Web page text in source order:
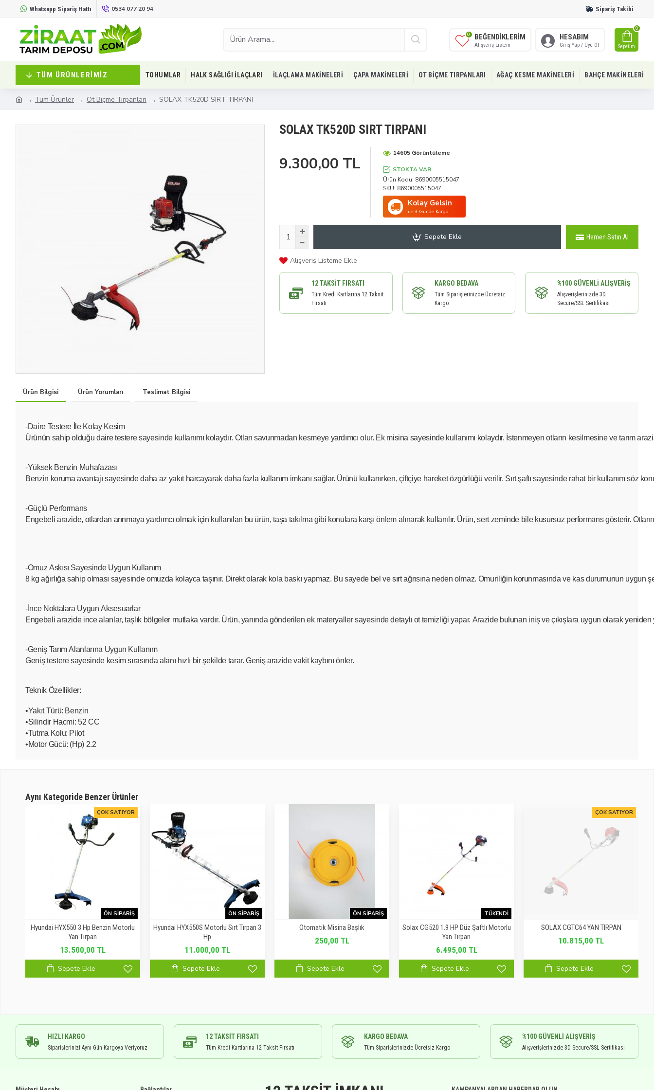
Whatsapp Sipariş Hattı 0534 077 20 94 Sipariş Takibi
BEĞENDIKLERIM
Alışveriş Listem
0 HESABIM
Giriş Yap / Üye Ol Sepetim
0
TÜM ÜRÜNLERIMIZ TOHUMLAR HALK SAĞLIĞI İLAÇLARI İLAÇLAMA MAKINELERI ÇAPA MAKINELERI OT BIÇME TIRPANLARI AĞAÇ KESME MAKINELERI BAHÇE MAKINELERI
Tüm Ürünler Ot Biçme Tırpanları SOLAX TK520D SIRT TIRPANI
SOLAX TK520D SIRT TIRPANI
9.300,00 TL
STOKTA VAR
Ürün Kodu: 8690005515047
SKU: 8690005515047
Kolay Gelsin
ile 3 Günde Kargo
14605 Görüntüleme
Sepete Ekle Hemen Satın Al
Alışveriş Listeme Ekle
12 TAKSIT FIRSATI
Tüm Kredi Kartlarına 12 Taksit
Fırsatı
KARGO BEDAVA
Tüm Siparişlerinizde Ücretsiz
Kargo
%100 GÜVENLI ALIŞVERIŞ
Alışverişlerinizde 3D
Secure/SSL Sertifikası
Ürün Bilgisi Ürün Yorumları Teslimat Bilgisi
-Daire Testere İle Kolay Kesim
Ürünün sahip olduğu daire testere sayesinde kullanımı kolaydır. Otları savunmadan kesmeye yardımcı olur. Ek misina sayesinde kullanımı kolaydır. İstenmeyen otların kesilmesine ve tarım
-Yüksek Benzin Muhafazası
Benzin koruma avantajı sayesinde daha az yakıt harcayarak daha fazla kullanım imkanı sağlar. Ürünü kullanırken, çiftçiye hareket özgürlüğü verilir. Sırt şaftı sayesinde rahat bir kullanım söz
-Güçlü Performans
Engebeli arazide, otlardan arınmaya yardımcı olmak için kullanılan bu ürün, taşa takılma gibi konulara karşı önlem alınarak kullanılır. Ürün, sert zeminde bile kusursuz performans gösterir.
-Omuz Askısı Sayesinde Uygun Kullanım
8 kg ağırlığa sahip olması sayesinde omuzda kolayca taşınır. Direkt olarak kola baskı yapmaz. Bu sayede bel ve sırt ağrısına neden olmaz. Omuriliğin korunmasında ve kas durumunun uygun
-İnce Noktalara Uygun Aksesuarlar
Engebeli arazide ince alanlar, taşlık bölgeler mutlaka vardır. Ürün, yanında gönderilen ek materyaller sayesinde detaylı ot temizliği yapar. Arazide bulunan iniş ve çıkışlara uygun olarak yeniden
-Geniş Tarım Alanlarına Uygun Kullanım
Geniş testere sayesinde kesim sırasında alanı hızlı bir şekilde tarar. Geniş arazide vakit kaybını önler.
Teknik Özellikler:
•Yakıt Türü: Benzin
•Silindir Hacmi: 52 CC
•Tutma Kolu: Pilot
•Motor Gücü: (Hp) 2.2
Aynı Kategoride Benzer Ürünler
ÇOK SATIYOR
ÖN SIPARIŞ
Hyundai HYX550 3 Hp Benzin Motorlu
Yan Tırpan
13.500,00 TL
Sepete Ekle
ÖN SIPARIŞ
Hyundai HYX550S Motorlu Sırt Tırpan 3
Hp
11.000,00 TL
Sepete Ekle
ÖN SIPARIŞ
Otomatik Misina Başlık
250,00 TL
Sepete Ekle
TÜKENDI
Solax CG520 1.9 HP Düz Şaftlı Motorlu
Yan Tırpan
6.495,00 TL
Sepete Ekle
ÇOK SATIYOR
SOLAX CGTC64 YAN TIRPAN
10.815,00 TL
Sepete Ekle
HIZLI KARGO
Siparişlerinizi Aynı Gün Kargoya Veriyoruz
12 TAKSIT FIRSATI
Tüm Kredi Kartlarına 12 Taksit Fırsatı
KARGO BEDAVA
Tüm Siparişlerinizde Ücretsiz Kargo
%100 GÜVENLI ALIŞVERIŞ
Alışverişlerinizde 3D Secure/SSL Sertifikası